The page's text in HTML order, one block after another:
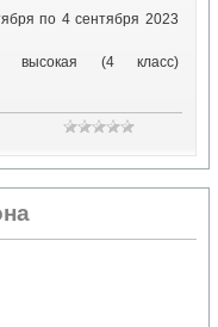
по 4 сентября 2023
высокая (4 класс)